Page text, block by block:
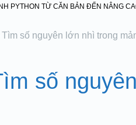
PYTHON TỪ CĂN BẢN ĐẾN NÂNG
số nguyên lớn nhì trong
số nguyên